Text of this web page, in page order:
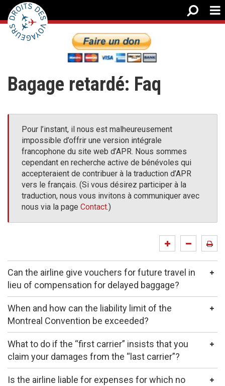
Bagage retardé: Faq
Pour l’instant, il nous est malheureusement
impossible d’offrir une version intégrale
francophone du site web d’APR. Nous sommes
cependant en recherche active de bénévoles qui
accepteraient de contribuer à la traduction d’APR
vers le français. (Si vous désirez participer à la
traduction, nous vous invitons à communiquer avec
nous via la page Contact.)
Can the airline give vouchers for future travel in
lieu of compensation for delayed baggage?
When and how can the liability limit of the
Montreal Convention be exceeded?
What to do if the “first carrier” insists that you
claim your damages from the “last carrier”?
Is the airline liable for expenses for which no